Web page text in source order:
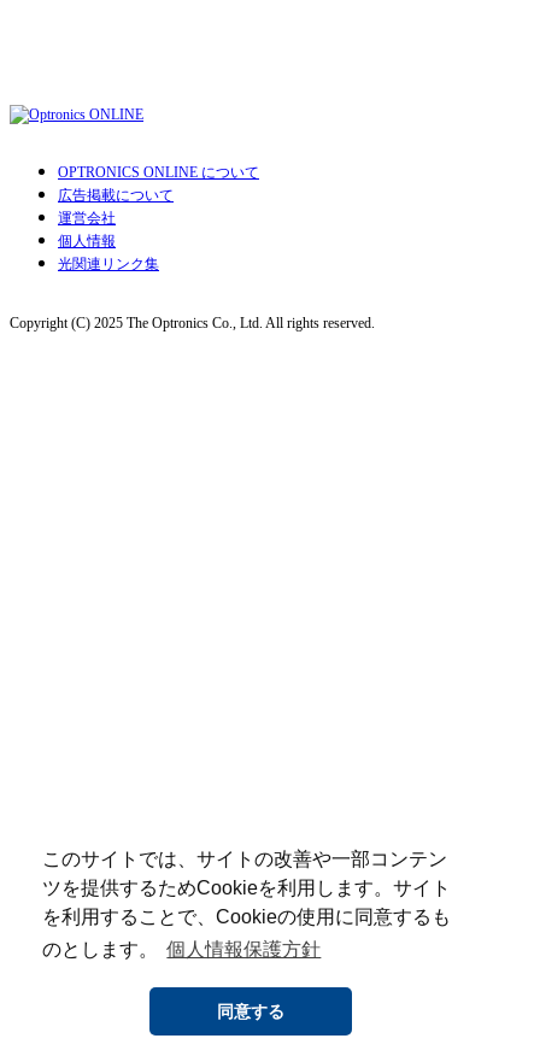
このサイトでは、サイトの改善や一部コンテン
ツを提供するためCookieを利用します。サイト
を利用することで、Cookieの使用に同意するも
のとします。
個人情報保護方針
同意する
OPTRONICS ONLINE について
広告掲載について
運営会社
個人情報
光関連リンク集
Copyright (C) 2025 The Optronics Co., Ltd. All rights reserved.